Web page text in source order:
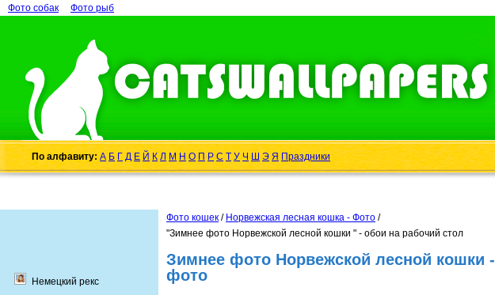
Фото собак Фото рыб
По алфавиту: А Б Г Д Е Й К Л М Н О П Р С Т У Ч Ш Э Я Праздники
Фото кошек / Норвежская лесная кошка - Фото /
"Зимнее фото Норвежской лесной кошки " - обои на рабочий стол
Зимнее фото Норвежской лесной кошки -
фото
Немецкий рекс